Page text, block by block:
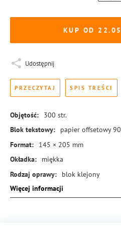
KUP OD 22.05
Udostępnij
PRZECZYTAJ SPIS TREŚCI
Objętość: 300 str.
Blok tekstowy:
papier offsetowy
Format:
145 × 205 mm
Okładka:
miękka
Rodzaj oprawy:
blok klejony
ISBN:
978-83-8431-179-0
Więcej informacji